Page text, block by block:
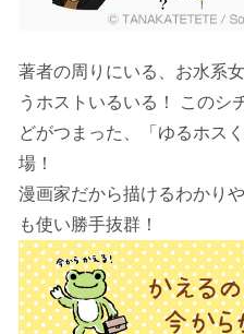
著者の周りにいる、お水系
うホストいるいる！ このシ
どがつまった、「ゆるホス
場！
漫画家だから描けるわかり
も使い勝手抜群！